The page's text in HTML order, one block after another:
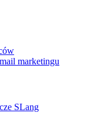
marketingu
SLang